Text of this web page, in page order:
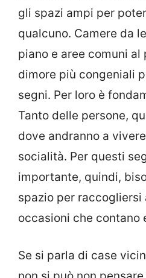
gli spazi ampi per
qualcuno. Camere da
piano e aree comuni al
dimore più congeniali
segni. Per loro è
Tanto delle persone,
dove andranno a
socialità. Per questi
importante, quindi,
spazio per raccogliersi
occasioni che contano
Se si parla di case